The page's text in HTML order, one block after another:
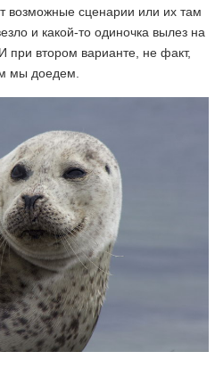
возможные сценарии или их там
и какой-то одиночка вылез на
при втором варианте, не факт,
мы доедем.